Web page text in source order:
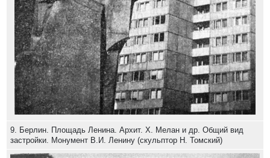
9. Берлин. Площадь Ленина. Архит. X. Мелан и др. Общий вид
застройки. Монумент В.И. Ленину (скульптор Н. Томский)